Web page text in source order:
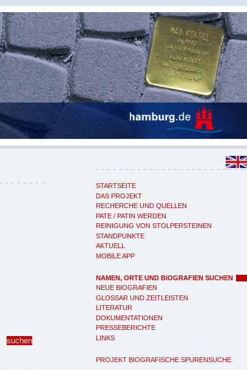
STARTSEITE
DAS PROJEKT
RECHERCHE UND QUELLEN
PATE / PATIN WERDEN
REINIGUNG VON STOLPERSTEINEN
STANDPUNKTE
AKTUELL
MOBILE APP
NAMEN, ORTE UND BIOGRAFIEN SUCHEN
NEUE BIOGRAFIEN
GLOSSAR UND ZEITLEISTEN
LITERATUR
DOKUMENTATIONEN
PRESSEBERICHTE
LINKS
PROJEKT BIOGRAFISCHE SPURENSUCHE